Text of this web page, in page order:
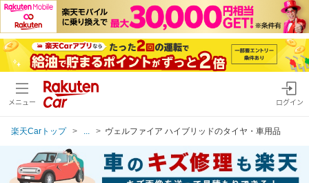
メニュー ログイン
楽天Carトップ ヴェルファイア ハイブリッドのタイヤ・車用品